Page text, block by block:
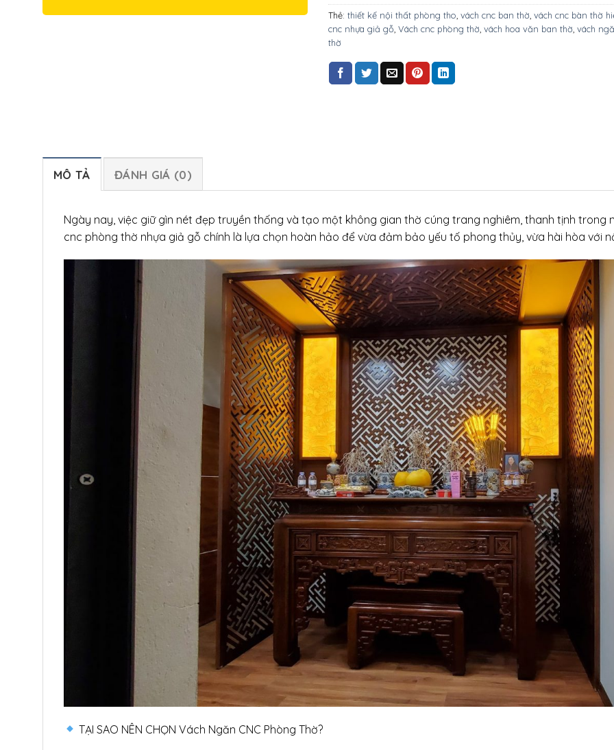
Thẻ: thiết kế nội thất phòng tho vách cnc ban thờ vách cnc bàn thờ
cnc nhựa giả gỗ Vách cnc phòng thờ vách hoa văn ban thờ vách
thờ
MÔ TẢ ĐÁNH GIÁ (0)
Ngày nay, việc giữ gìn nét đẹp truyền thống và tạo một không gian thờ cúng trang nghiêm, thanh tịnh trong
cnc phòng thờ nhựa giả gỗ chính là lựa chọn hoàn hảo để vừa đảm bảo yếu tố phong thủy, vừa hài hòa với
TẠI SAO NÊN CHỌN Vách Ngăn CNC Phòng Thờ?